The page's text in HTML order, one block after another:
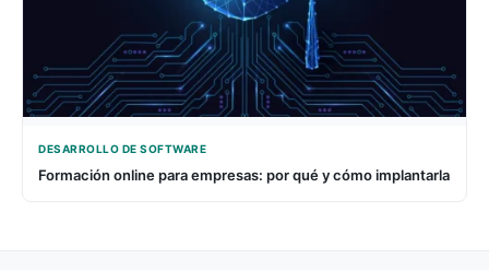
DESARROLLO DE SOFTWARE
Formación online para empresas: por qué y cómo implantarla